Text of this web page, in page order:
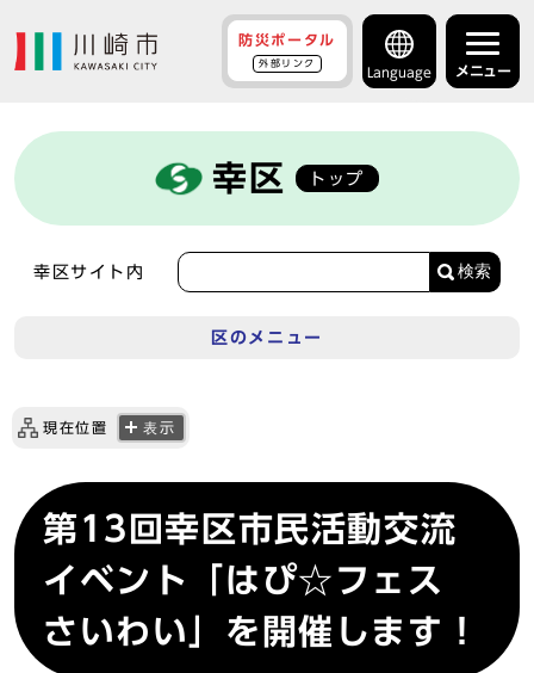
防災ポータル
外部リンク
Language メニュー
幸区 トップ
幸区サイト内 検索
区のメニュー
現在位置 表示
第13回幸区市民活動交流
イベント「はぴ☆フェス
さいわい」を開催します！